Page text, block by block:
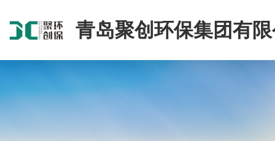
青岛聚创环保集团有